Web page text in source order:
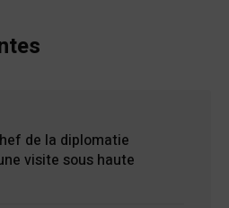
de la diplomatie
visite sous haute